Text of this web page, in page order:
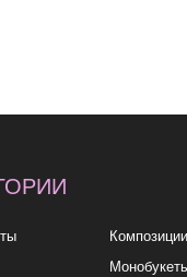
Свадебные букеты